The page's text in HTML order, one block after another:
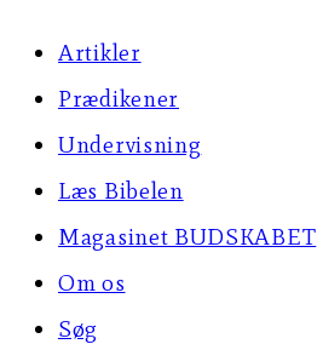
Artikler
Prædikener
Undervisning
Læs Bibelen
Magasinet BUDSKABET
Om os
Søg